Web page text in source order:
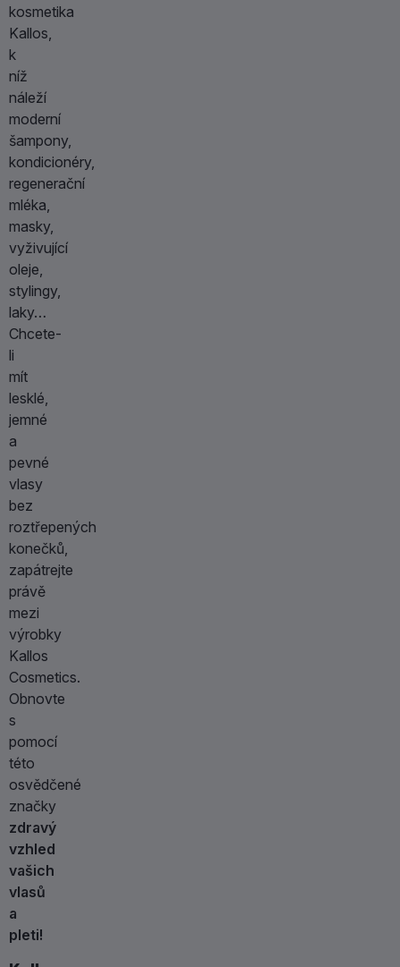
kosmetika
Kallos,
k
níž
náleží
moderní
šampony,
kondicionéry,
regenerační
mléka,
masky,
vyživující
oleje,
stylingy,
laky…
Chcete-
li
mít
lesklé,
jemné
a
pevné
vlasy
bez
roztřepených
konečků,
zapátrejte
právě
mezi
výrobky
Kallos
Cosmetics.
Obnovte
s
pomocí
této
osvědčené
značky
zdravý
vzhled
vašich
vlasů
a
pleti!